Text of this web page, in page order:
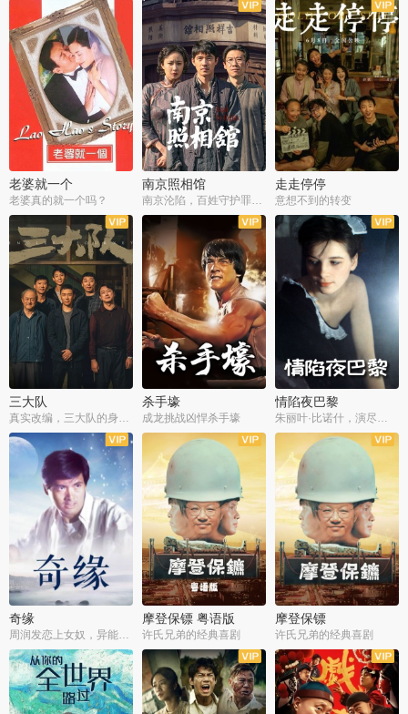
老婆就一个
老婆真的就一个吗？
南京照相馆
南京沦陷，百姓守护罪证底片
走走停停
意想不到的转变
三大队 杀手壕
成龙挑战凶悍杀手壕
情陷夜巴黎
奇缘
周润发恋上女奴，异能护体战邪派
摩登保镖 粤语版
许氏兄弟的经典喜剧
摩登保镖
许氏兄弟的经典喜剧